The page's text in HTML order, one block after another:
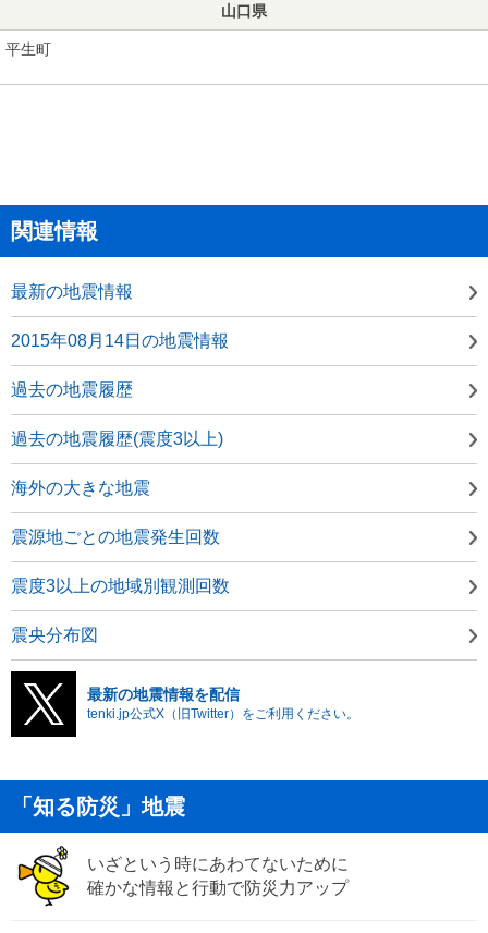
山口県
平生町
関連情報
最新の地震情報
2015年08月14日の地震情報
過去の地震履歴
過去の地震履歴(震度3以上)
海外の大きな地震
震源地ごとの地震発生回数
震度3以上の地域別観測回数
震央分布図
最新の地震情報を配信
tenki.jp公式X（旧Twitter）をご利用ください。
「知る防災」地震
いざという時にあわてないために
確かな情報と行動で防災力アップ